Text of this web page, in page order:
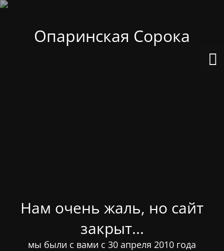
Опаринская Сорока
Нам очень жаль, но сайт
закрыт...
мы были с вами с 30 апреля 2010 года